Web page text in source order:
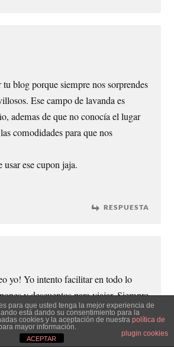
blog porque siempre nos sorprendes
Ese campo de lavanda es
ademas de que no conocía el lugar
comodidades para que nos
usar ese cupon jaja.
RESPUESTA
yo! Yo intento facilitar en todo lo
y descuentos para viajar. Siempre
nos pueden hacer baratear mucho
por comentar!
para que usted tenga la mejor experiencia de
está dando su consentimiento para la
cookies y la aceptación de nuestra política de
mayor información.
plugin cookies
ACEPTAR